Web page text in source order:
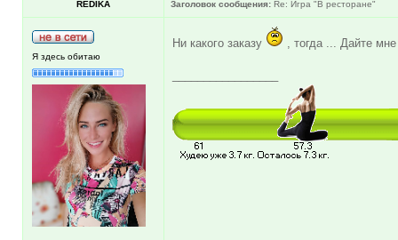
REDIKA Заголовок сообщения: Re: Игра "В ресторане"
Я здесь обитаю
Ни какого заказу , тогда ... Дайте